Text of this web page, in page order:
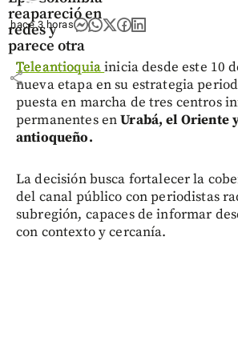
reapareció en
redes y
parece otra
share
hace 3 horas
Teleantioquiainicia desde este 10
nueva etapa en su estrategia
puesta en marcha de tres centros
permanentes enUrabá, el Oriente
antioqueño.
La decisión busca fortalecer la
del canal público con periodistas
subregión, capaces de informar
con contexto y cercanía.